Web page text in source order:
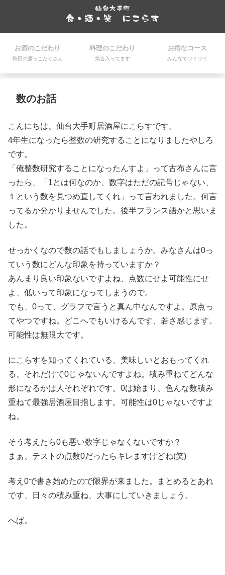
お酒のこだわり
秋田の酒っこたくさん
料理のこだわり
気合入ってます
お得なコース
みんなでワイワイ
数のお話
こんにちは、仙台大手町居酒屋にこらすです。
4年生になったら整数の研究することになりましたやしろ
です。
「俺整数研究することになったんすよ」って古布さんに言
ったら、「1とは何なのか、数字はただの記号じゃない、
１という数を見つめ直してくれ」って言われました。何言
ってるか分かりませんでした。後半フランス語かと思いま
した。
せっかくなので数の話でもしましょうか。みなさんは0っ
ていう数にどんな印象を持っていますか？
あんまり良い印象ないですよね、点数にせよ可能性にせ
よ、低いって印象になってしまうので。
でも、0って、グラフで言うと真ん中なんですよ。原点っ
てやつですね。どこへでもいけるんです、若さ感じます。
可能性は無限大です。
にこらすを知ってくれている、美味しいとおもってくれ
る、それだけで0じゃないんですよね。積み重ねてどんな
形になるかは人それぞれです。0は始まり、色んな数積み
重ねて最強居酒屋目指します。可能性は0じゃないですよ
ね。
そう考えたら0も悪い数字じゃなくないですか？
まぁ、テストの点数0だったらキレますけどね(笑)
考え0で書き始めたので限界が来ました。まとめるとあれ
です、日々の積み重ね、大事にしていきましょう。
へば。